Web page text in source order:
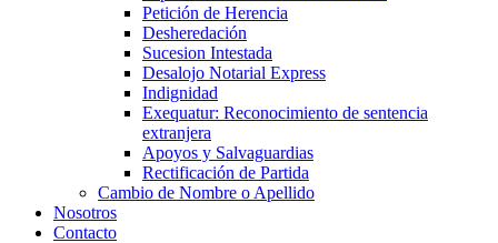
Petición de Herencia
Desheredación
Sucesion Intestada
Desalojo Notarial Express
Indignidad
Exequatur: Reconocimiento de sentencia
extranjera
Apoyos y Salvaguardias
Rectificación de Partida
Cambio de Nombre o Apellido
Nosotros
Contacto